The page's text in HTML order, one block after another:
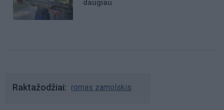
daugiau
Raktažodžiai romas zamolskis